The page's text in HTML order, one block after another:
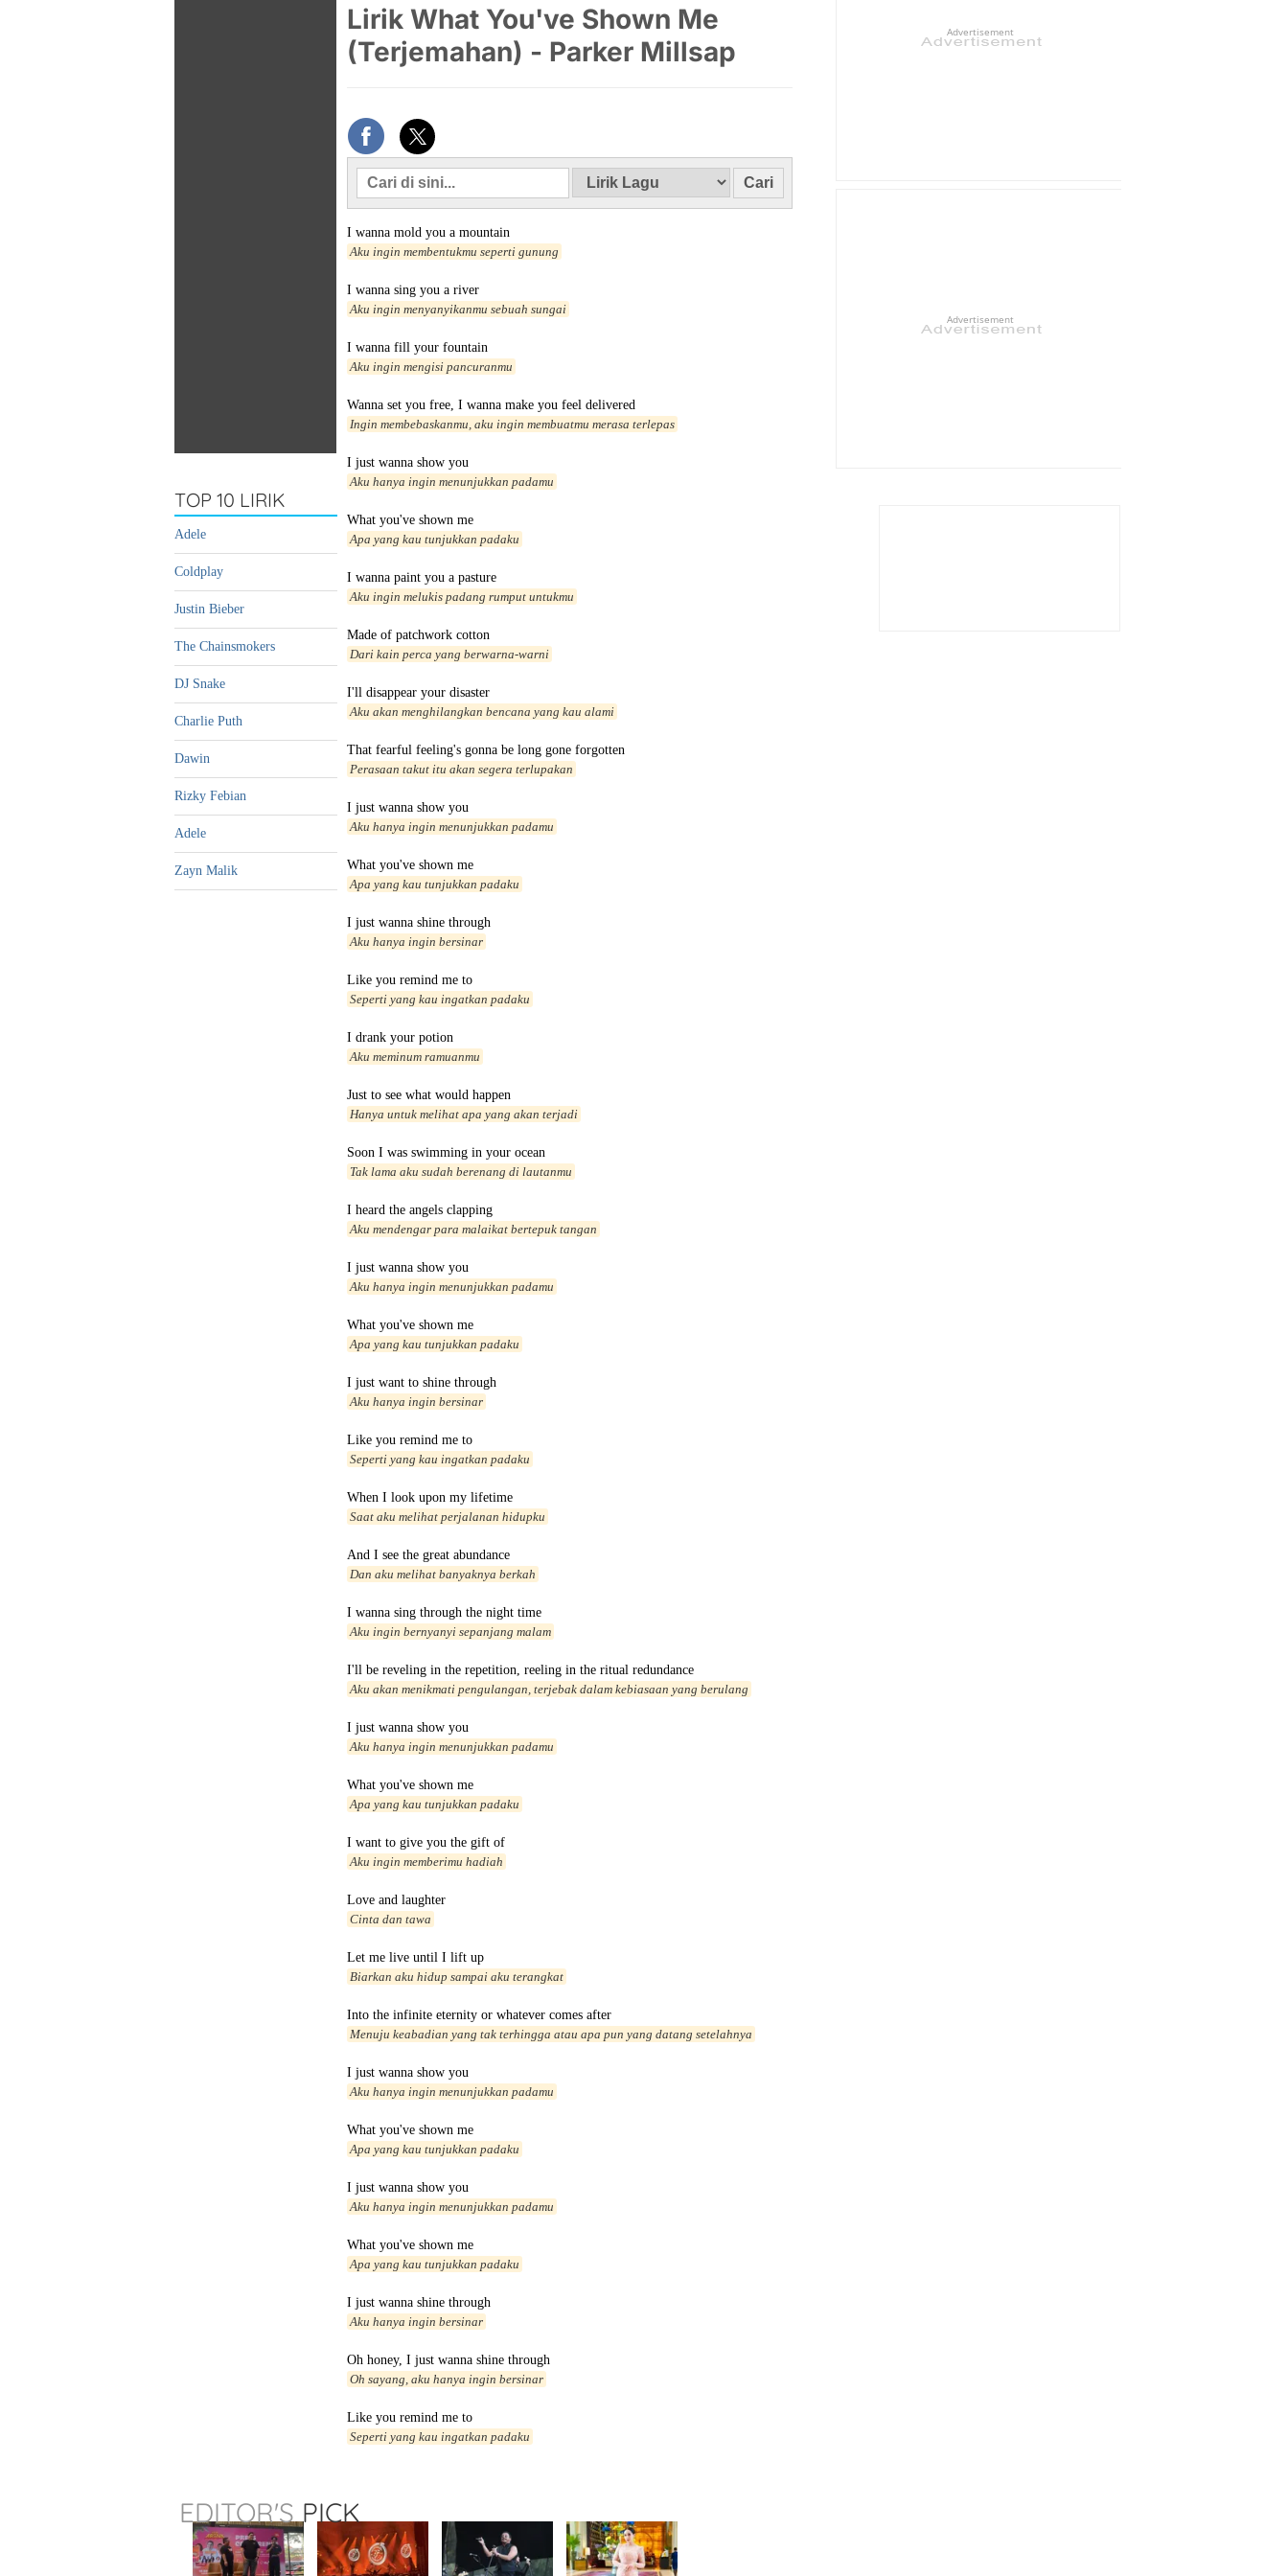
TOP 10 LIRIK
Adele
Coldplay
Justin Bieber
The Chainsmokers
DJ Snake
Charlie Puth
Dawin
Rizky Febian
Adele
Zayn Malik
Lirik What You've Shown Me
(Terjemahan) - Parker Millsap
I wanna mold you a mountain
Aku ingin membentukmu seperti gunung
I wanna sing you a river
Aku ingin menyanyikanmu sebuah sungai
I wanna fill your fountain
Aku ingin mengisi pancuranmu
Wanna set you free, I wanna make you feel delivered
Ingin membebaskanmu, aku ingin membuatmu merasa terlepas
I just wanna show you
Aku hanya ingin menunjukkan padamu
What you've shown me
Apa yang kau tunjukkan padaku
I wanna paint you a pasture
Aku ingin melukis padang rumput untukmu
Made of patchwork cotton
Dari kain perca yang berwarna-warni
I'll disappear your disaster
Aku akan menghilangkan bencana yang kau alami
That fearful feeling's gonna be long gone forgotten
Perasaan takut itu akan segera terlupakan
I just wanna show you
Aku hanya ingin menunjukkan padamu
What you've shown me
Apa yang kau tunjukkan padaku
I just wanna shine through
Aku hanya ingin bersinar
Like you remind me to
Seperti yang kau ingatkan padaku
I drank your potion
Aku meminum ramuanmu
Just to see what would happen
Hanya untuk melihat apa yang akan terjadi
Soon I was swimming in your ocean
Tak lama aku sudah berenang di lautanmu
I heard the angels clapping
Aku mendengar para malaikat bertepuk tangan
I just wanna show you
Aku hanya ingin menunjukkan padamu
What you've shown me
Apa yang kau tunjukkan padaku
I just want to shine through
Aku hanya ingin bersinar
Like you remind me to
Seperti yang kau ingatkan padaku
When I look upon my lifetime
Saat aku melihat perjalanan hidupku
And I see the great abundance
Dan aku melihat banyaknya berkah
I wanna sing through the night time
Aku ingin bernyanyi sepanjang malam
I'll be reveling in the repetition, reeling in the ritual redundance
Aku akan menikmati pengulangan, terjebak dalam kebiasaan yang berulang
I just wanna show you
Aku hanya ingin menunjukkan padamu
What you've shown me
Apa yang kau tunjukkan padaku
I want to give you the gift of
Aku ingin memberimu hadiah
Love and laughter
Cinta dan tawa
Let me live until I lift up
Biarkan aku hidup sampai aku terangkat
Into the infinite eternity or whatever comes after
Menuju keabadian yang tak terhingga atau apa pun yang datang setelahnya
I just wanna show you
Aku hanya ingin menunjukkan padamu
What you've shown me
Apa yang kau tunjukkan padaku
I just wanna show you
Aku hanya ingin menunjukkan padamu
What you've shown me
Apa yang kau tunjukkan padaku
I just wanna shine through
Aku hanya ingin bersinar
Oh honey, I just wanna shine through
Oh sayang, aku hanya ingin bersinar
Like you remind me to
Seperti yang kau ingatkan padaku
EDITOR'SPICK
Advertisement
Advertisement